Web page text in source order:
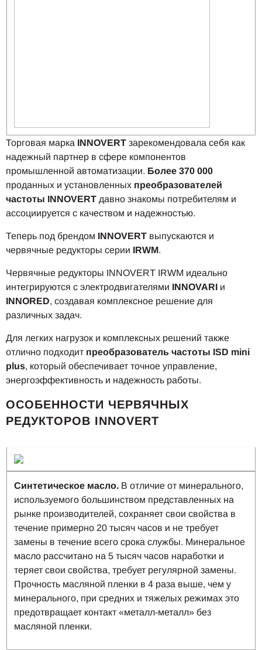
Торговая марка INNOVERT зарекомендовала себя как
надежный партнер в сфере компонентов
промышленной автоматизации. Более 370 000
проданных и установленных преобразователей
частоты INNOVERT давно знакомы потребителям и
ассоциируется с качеством и надежностью.
Теперь под брендом INNOVERT выпускаются и
червячные редукторы серии IRWM.
Червячные редукторы INNOVERT IRWM идеально
интегрируются с электродвигателями INNOVARI и
INNORED, создавая комплексное решение для
различных задач.
Для легких нагрузок и комплексных решений также
отлично подходит преобразователь частоты ISD mini
plus, который обеспечивает точное управление,
энергоэффективность и надежность работы.
ОСОБЕННОСТИ ЧЕРВЯЧНЫХ
РЕДУКТОРОВ INNOVERT
Синтетическое масло. В отличие от минерального,
используемого большинством представленных на
рынке производителей, сохраняет свои свойства в
течение примерно 20 тысяч часов и не требует
замены в течение всего срока службы. Минеральное
масло рассчитано на 5 тысяч часов наработки и
теряет свои свойства, требует регулярной замены.
Прочность масляной пленки в 4 раза выше, чем у
минерального, при средних и тяжелых режимах это
предотвращает контакт «металл-металл» без
масляной пленки.